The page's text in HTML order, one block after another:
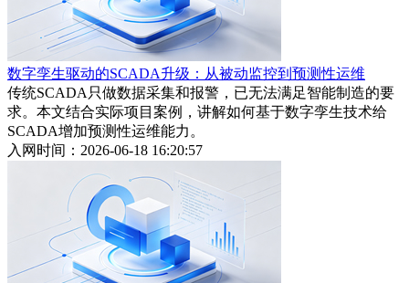
数字孪生驱动的SCADA升级：从被动监控到预测性运维
传统SCADA只做数据采集和报警，已无法满足智能制造的要
求。本文结合实际项目案例，讲解如何基于数字孪生技术给
SCADA增加预测性运维能力。
入网时间：2026-06-18 16:20:57